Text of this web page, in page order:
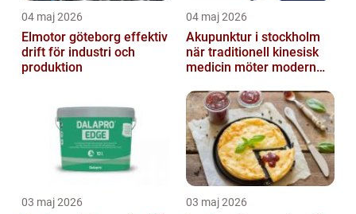
04 maj 2026
Elmotor göteborg effektiv
drift för industri och
produktion
04 maj 2026
Akupunktur i stockholm
när traditionell kinesisk
medicin möter modern
03 maj 2026 03 maj 2026